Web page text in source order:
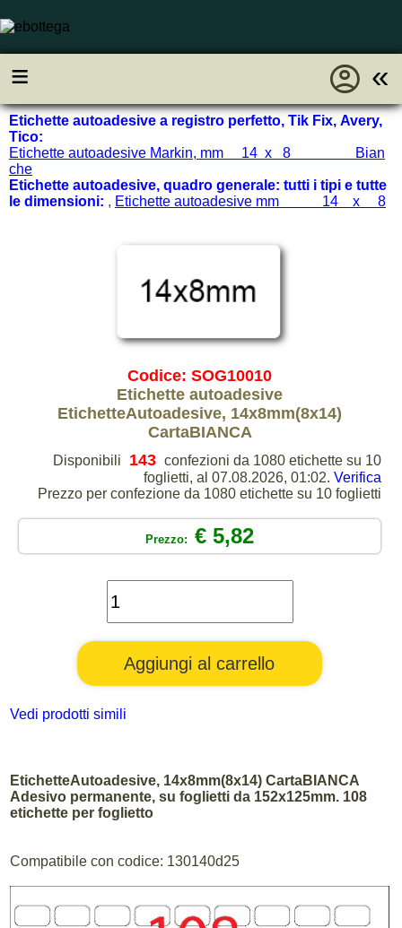
≡ «
account_circle
Etichette autoadesive a registro perfetto, Tik Fix, Avery,
Tico:
Etichette autoadesive Markin, mm 14 x 8 Bian
che
Etichette autoadesive, quadro generale: tutti i tipi e tutte
le dimensioni: , Etichette autoadesive mm 14 x 8
Codice: SOG10010
Etichette autoadesive
EtichetteAutoadesive, 14x8mm(8x14)
CartaBIANCA
Disponibili 143 confezioni da 1080 etichette su 10
foglietti, al 07.08.2026, 01:02. Verifica
Prezzo per confezione da 1080 etichette su 10 foglietti
Prezzo: € 5,82
Vedi prodotti simili
EtichetteAutoadesive, 14x8mm(8x14) CartaBIANCA
Adesivo permanente, su foglietti da 152x125mm. 108
etichette per foglietto
Compatibile con codice: 130140d25